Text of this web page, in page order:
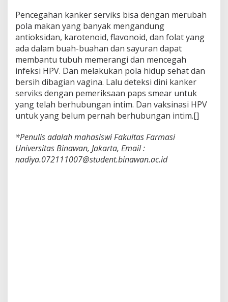
Pencegahan kanker serviks bisa dengan merubah
pola makan yang banyak mengandung
antioksidan, karotenoid, flavonoid, dan folat yang
ada dalam buah-buahan dan sayuran dapat
membantu tubuh memerangi dan mencegah
infeksi HPV. Dan melakukan pola hidup sehat dan
bersih dibagian vagina. Lalu deteksi dini kanker
serviks dengan pemeriksaan paps smear untuk
yang telah berhubungan intim. Dan vaksinasi HPV
untuk yang belum pernah berhubungan intim.[]
*Penulis adalah mahasiswi Fakultas Farmasi
Universitas Binawan, Jakarta, Email :
nadiya.072111007@student.binawan.ac.id